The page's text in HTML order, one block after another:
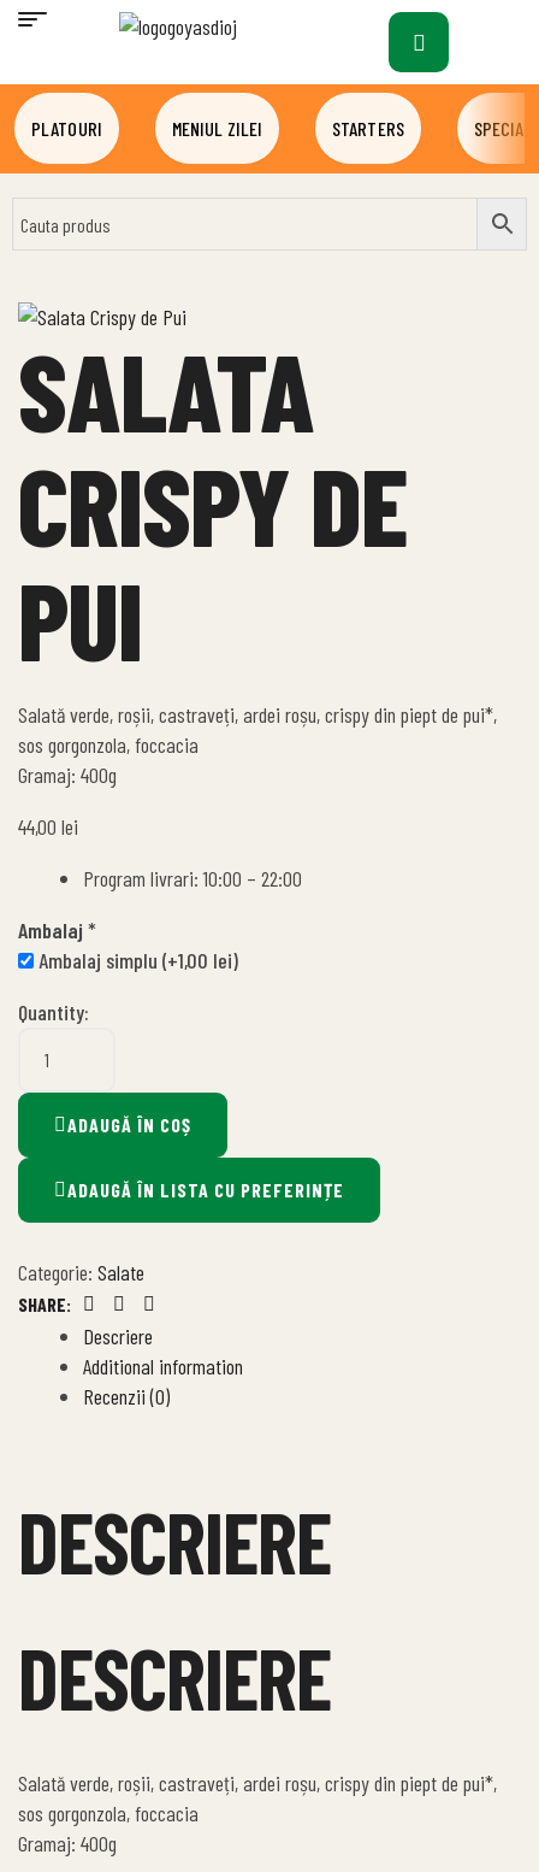
PLATOURI MENIUL ZILEI STARTERS
SALATA
CRISPY DE
PUI
Salată verde, roșii, castraveți, ardei roșu, crispy din piept de pui*,
sos gorgonzola, foccacia
Gramaj: 400g
44,00 lei
Program livrari: 10:00 – 22:00
Ambalaj *
Ambalaj simplu (+1,00 lei)
Quantity:
ADAUGĂ ÎN COȘ
ADAUGĂ ÎN LISTA CU PREFERINȚE
Categorie: Salate
SHARE:
Descriere
Additional information
Recenzii (0)
DESCRIERE
DESCRIERE
Salată verde, roșii, castraveți, ardei roșu, crispy din piept de pui*,
sos gorgonzola, foccacia
Gramaj: 400g